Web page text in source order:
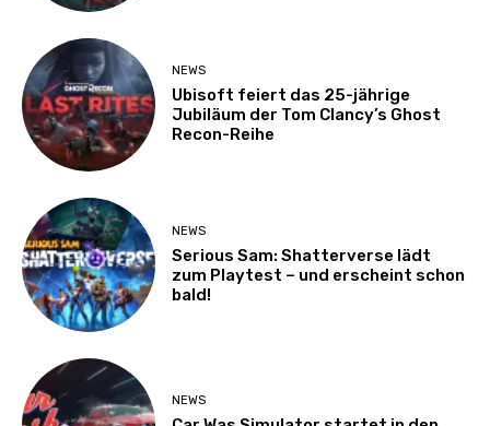
NEWS
Ubisoft feiert das 25-jährige
Jubiläum der Tom Clancy’s Ghost
Recon-Reihe
NEWS
Serious Sam: Shatterverse lädt
zum Playtest – und erscheint schon
bald!
NEWS